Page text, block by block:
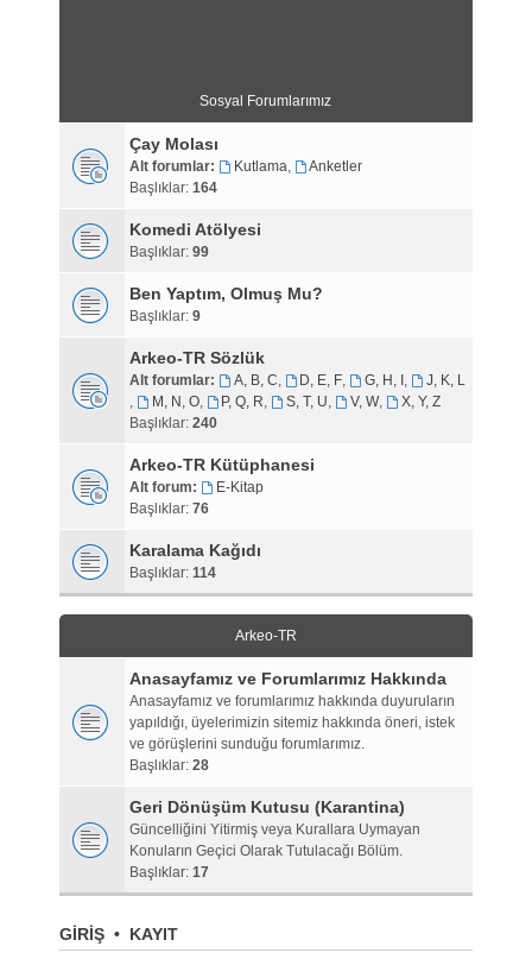
Sosyal Forumlarımız
Çay Molası
Alt forumlar: Kutlama,
Anketler
Başlıklar: 164
Komedi Atölyesi
Başlıklar: 99
Ben Yaptım, Olmuş Mu?
Başlıklar: 9
Arkeo-TR Sözlük
Alt forumlar: A, B, C, D, E, F, G, H, I ,
J, K, L
,
M, N, O, P, Q, R, S, T, U, V, W,
X, Y, Z
Başlıklar: 240
Arkeo-TR Kütüphanesi
Alt forum:
E-Kitap
Başlıklar: 76
Karalama Kağıdı
Başlıklar: 114
Arkeo-TR
Anasayfamız ve Forumlarımız Hakkında
Anasayfamız ve forumlarımız hakkında duyuruların
yapıldığı, üyelerimizin sitemiz hakkında öneri, istek
ve görüşlerini sunduğu forumlarımız.
Başlıklar: 28
Geri Dönüşüm Kutusu (Karantina)
Güncelliğini Yitirmiş veya Kurallara Uymayan
Konuların Geçici Olarak Tutulacağı Bölüm.
Başlıklar: 17
GIRIŞ• KAYIT